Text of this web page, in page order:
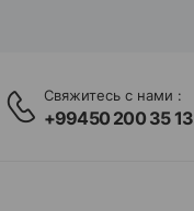
Свяжитесь с нами :
+99450 200 35 13